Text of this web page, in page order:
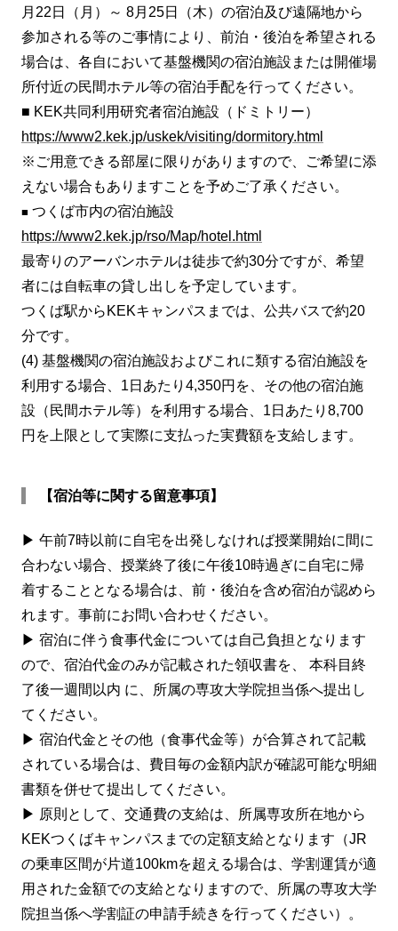
月22日（月）～ 8月25日（木）の宿泊及び遠隔地から
参加される等のご事情により、前泊・後泊を希望される
場合は、各自において基盤機関の宿泊施設または開催場
所付近の民間ホテル等の宿泊手配を行ってください。
■ KEK共同利用研究者宿泊施設（ドミトリー）
https://www2.kek.jp/uskek/visiting/dormitory.html
※ご用意できる部屋に限りがありますので、ご希望に添
えない場合もありますことを予めご了承ください。
■ つくば市内の宿泊施設
https://www2.kek.jp/rso/Map/hotel.html
最寄りのアーバンホテルは徒歩で約30分ですが、希望
者には自転車の貸し出しを予定しています。
つくば駅からKEKキャンパスまでは、公共バスで約20
分です。
(4) 基盤機関の宿泊施設およびこれに類する宿泊施設を
利用する場合、1日あたり4,350円を、その他の宿泊施
設（民間ホテル等）を利用する場合、1日あたり8,700
円を上限として実際に支払った実費額を支給します。
【宿泊等に関する留意事項】
▶ 午前7時以前に自宅を出発しなければ授業開始に間に
合わない場合、授業終了後に午後10時過ぎに自宅に帰
着することとなる場合は、前・後泊を含め宿泊が認めら
れます。事前にお問い合わせください。
▶ 宿泊に伴う食事代金については自己負担となります
ので、宿泊代金のみが記載された領収書を、 本科目終
了後一週間以内 に、所属の専攻大学院担当係へ提出し
てください。
▶ 宿泊代金とその他（食事代金等）が合算されて記載
されている場合は、費目毎の金額内訳が確認可能な明細
書類を併せて提出してください。
▶ 原則として、交通費の支給は、所属専攻所在地から
KEKつくばキャンパスまでの定額支給となります（JR
の乗車区間が片道100kmを超える場合は、学割運賃が適
用された金額での支給となりますので、所属の専攻大学
院担当係へ学割証の申請手続きを行ってください）。